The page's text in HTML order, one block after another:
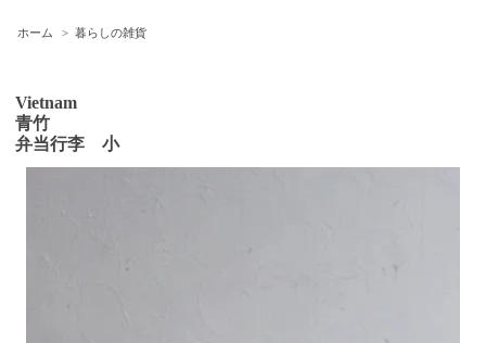
ホーム > 暮らしの雑貨
Vietnam
青竹
弁当行李 小